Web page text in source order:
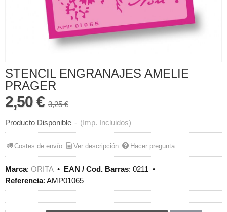
STENCIL ENGRANAJES AMELIE
PRAGER
2,50 € 3,25 €
Producto Disponible - (Imp. Incluidos)
Costes de envío Ver descripción Hacer pregunta
Marca: ORITA• EAN / Cod. Barras: 0211 •
Referencia: AMP01065